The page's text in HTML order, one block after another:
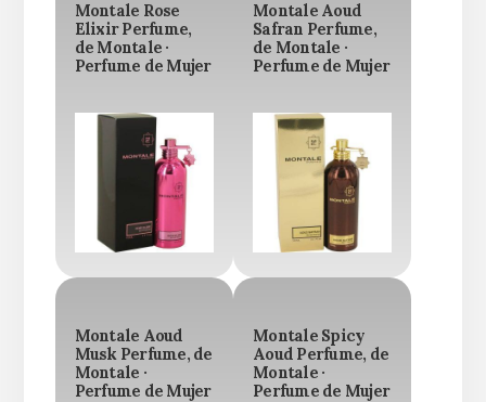
Montale Rose
Elixir Perfume,
de Montale ·
Perfume de Mujer
Montale Aoud
Safran Perfume,
de Montale ·
Perfume de Mujer
Montale Aoud
Musk Perfume, de
Montale ·
Perfume de Mujer
Montale Spicy
Aoud Perfume, de
Montale ·
Perfume de Mujer